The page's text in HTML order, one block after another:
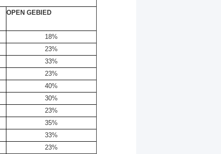
OPEN GEBIED
18%
23%
33%
23%
40%
30%
23%
35%
33%
23%